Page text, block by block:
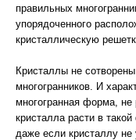
правильных
упорядоченного
кристаллическую
Кристаллы не
многогранников. И
многогранная форма, не
кристалла расти в
даже если кристаллу